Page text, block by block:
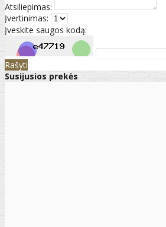
Atsiliepimas:
Įvertinimas:
Įveskite saugos kodą:
Rašyti
Susijusios prekės